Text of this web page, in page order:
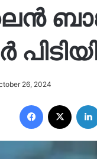
26, 2024
Facebook